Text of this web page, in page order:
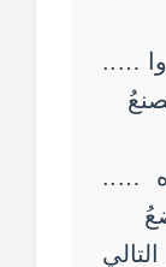
…..
…..